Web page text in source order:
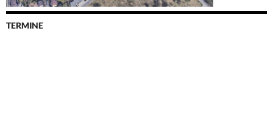
TERMINE